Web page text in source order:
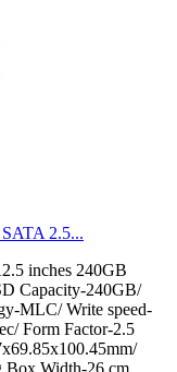
2.5...
inches 240GB
Capacity-240GB/
MLC/ Write speed-
Form Factor-2.5